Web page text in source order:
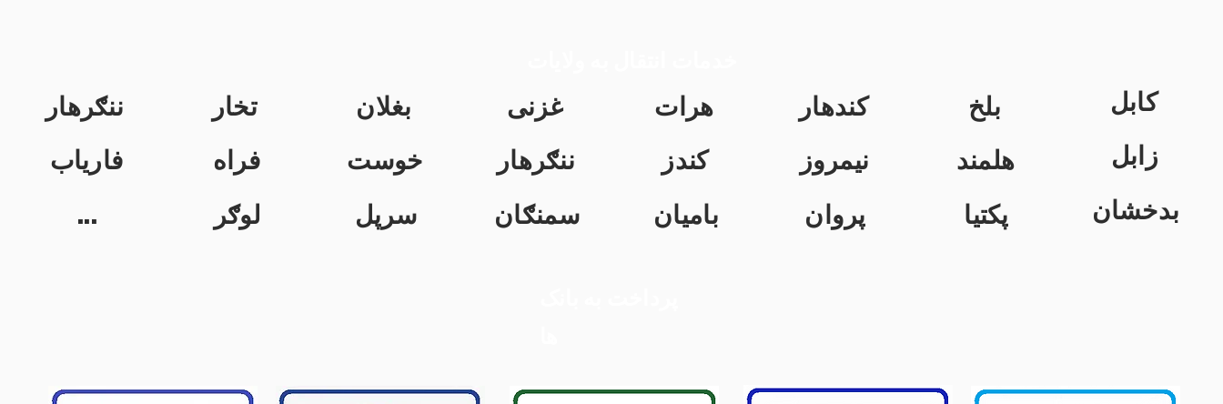
ننګرهار تخار بغلان غزنی هرات کندهار بلخ
کابل
فاریاب
فراه خوست ننګرهار کندز نیمروز هلمند
زابل
...
لوګر سرپل سمنګان بامیان پروان پکتیا بدخشان